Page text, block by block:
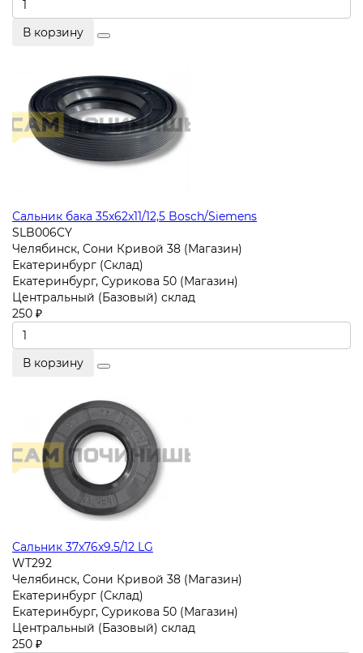
В корзину
Сальник бака 35x62x11/12,5 Bosch/Siemens
SLB006CY
Челябинск, Сони Кривой 38 (Магазин)
Екатеринбург (Склад)
Екатеринбург, Сурикова 50 (Магазин)
Центральный (Базовый) склад
250 ₽
В корзину
Сальник 37x76x9.5/12 LG
WT292
Челябинск, Сони Кривой 38 (Магазин)
Екатеринбург (Склад)
Екатеринбург, Сурикова 50 (Магазин)
Центральный (Базовый) склад
250 ₽